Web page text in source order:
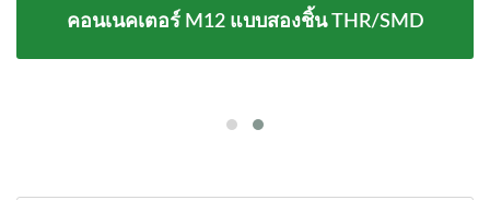
คอนเนคเตอร์ M12 แบบสองชิ้น THR/SMD